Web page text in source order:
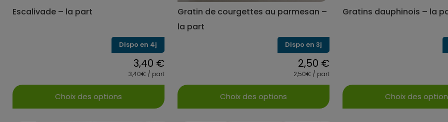
Escalivade – la part
Dispo en 4j
3,40 €
3,40€ / part
Choix des options
Gratin de courgettes au parmesan –
la part
Dispo en 3j
2,50 €
2,50€ / part
Choix des options
Gratins dauphinois – la
Choix des